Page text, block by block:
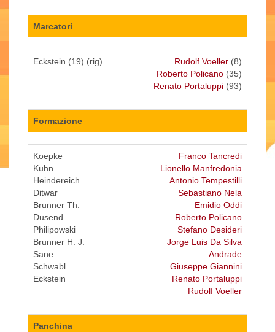
Marcatori
Eckstein (19) (rig) Rudolf Voeller (8)
Roberto Policano (35)
Renato Portaluppi (93)
Formazione
Koepke
Kuhn
Heindereich
Ditwar
Brunner Th.
Dusend
Philipowski
Brunner H. J.
Sane
Schwabl
Eckstein
Franco Tancredi
Lionello Manfredonia
Antonio Tempestilli
Sebastiano Nela
Emidio Oddi
Roberto Policano
Stefano Desideri
Jorge Luis Da Silva
Andrade
Giuseppe Giannini
Renato Portaluppi
Rudolf Voeller
Panchina